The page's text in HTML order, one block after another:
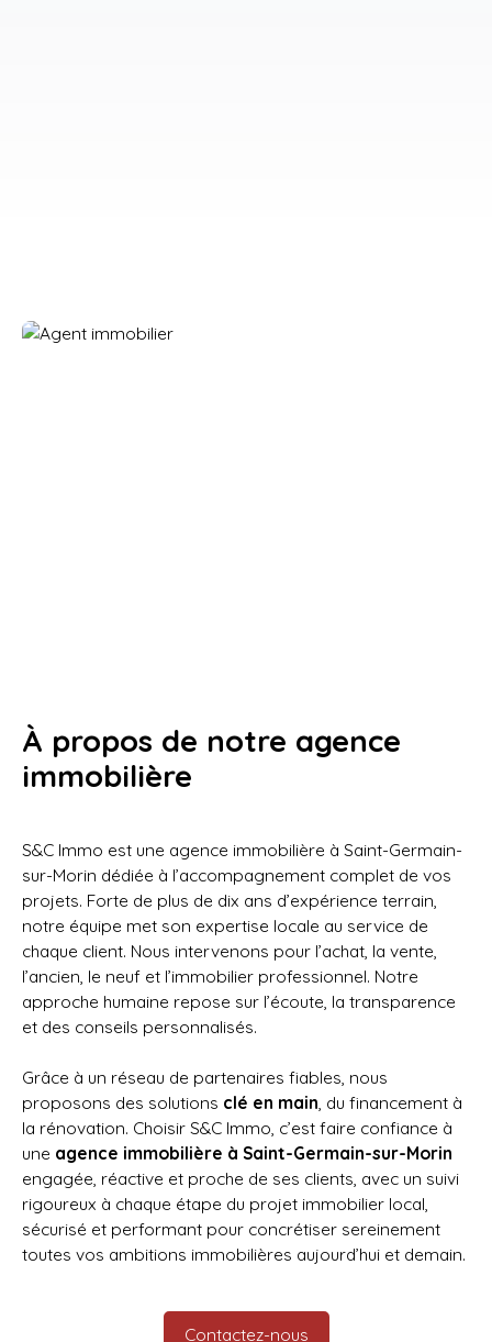
À propos de notre agence
immobilière
S&C Immo est une agence immobilière à Saint-Germain-
sur-Morin dédiée à l’accompagnement complet de vos
projets. Forte de plus de dix ans d’expérience terrain,
notre équipe met son expertise locale au service de
chaque client. Nous intervenons pour l’achat, la vente,
l’ancien, le neuf et l’immobilier professionnel. Notre
approche humaine repose sur l’écoute, la transparence
et des conseils personnalisés.
Grâce à un réseau de partenaires fiables, nous
proposons des solutions clé en main, du financement à
la rénovation. Choisir S&C Immo, c’est faire confiance à
une agence immobilière à Saint-Germain-sur-Morin
engagée, réactive et proche de ses clients, avec un suivi
rigoureux à chaque étape du projet immobilier local,
sécurisé et performant pour concrétiser sereinement
toutes vos ambitions immobilières aujourd’hui et demain.
Contactez-nous